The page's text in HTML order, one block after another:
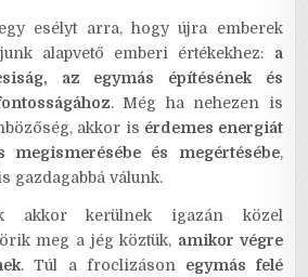
esélyt arra, hogy újra emberek
alapvető emberi értékekhez: a
az egymás építésének és
. Még ha nehezen is
akkor is érdemes energiát
megismerésébe és megértésébe,
gazdagabbá válunk.
akkor kerülnek igazán közel
meg a jég köztük, amikor végre
. Túl a froclizáson egymás felé